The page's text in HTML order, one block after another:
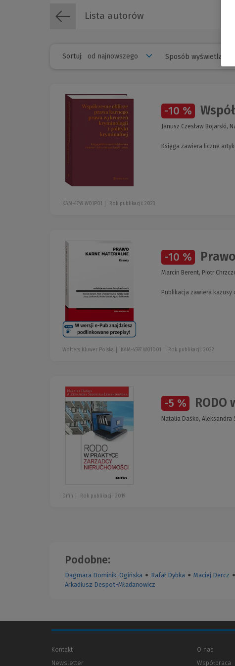
Lista autorów
Sortuj: Sposób wyświetlania
-10 %
Janusz Czesław Bojarski,
Księga zawiera liczne
KAM-4749 W01P01 Rok publikacji: 2023
-10 %
Marcin Berent, Piotr
Publikacja zawiera kazusy
Wolters Kluwer Polska KAM-4597 W01D01 Rok publikacji: 2022
-5 %
Natalia Daśko, Aleksandra
Difin Rok publikacji: 2019
Podobne:
Dagmara Dominik-Ogińska ● Rafał Dybka ● Maciej Dercz ●
Arkadiusz Despot-Mładanowicz
Kontakt
Newsletter
O nas
Współpraca